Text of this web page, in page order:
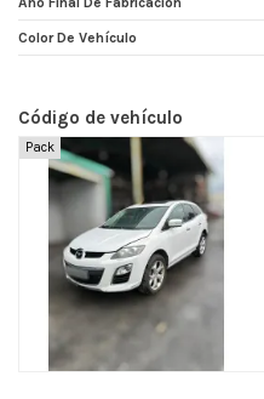
Color De Vehículo
Código de vehículo
Pack